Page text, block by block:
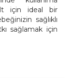
için ideal bir
sağlıklı
sağlamak için